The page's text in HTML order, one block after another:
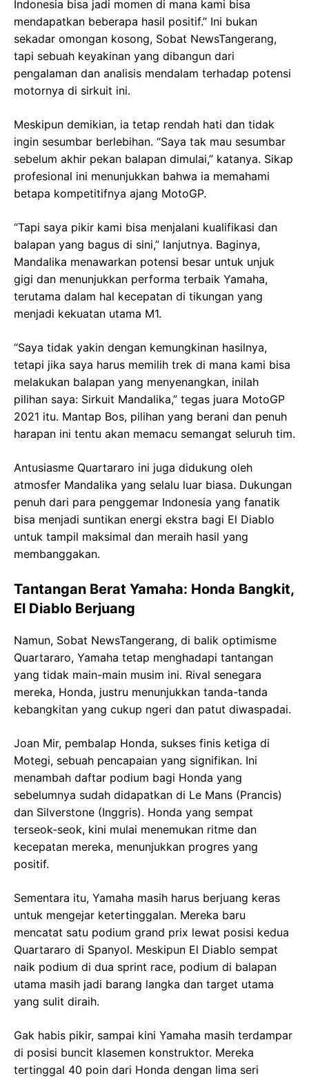
Indonesia bisa jadi momen di mana kami bisa
mendapatkan beberapa hasil positif.” Ini bukan
sekadar omongan kosong, Sobat NewsTangerang,
tapi sebuah keyakinan yang dibangun dari
pengalaman dan analisis mendalam terhadap potensi
motornya di sirkuit ini.
Meskipun demikian, ia tetap rendah hati dan tidak
ingin sesumbar berlebihan. “Saya tak mau sesumbar
sebelum akhir pekan balapan dimulai,” katanya. Sikap
profesional ini menunjukkan bahwa ia memahami
betapa kompetitifnya ajang MotoGP.
“Tapi saya pikir kami bisa menjalani kualifikasi dan
balapan yang bagus di sini,” lanjutnya. Baginya,
Mandalika menawarkan potensi besar untuk unjuk
gigi dan menunjukkan performa terbaik Yamaha,
terutama dalam hal kecepatan di tikungan yang
menjadi kekuatan utama M1.
“Saya tidak yakin dengan kemungkinan hasilnya,
tetapi jika saya harus memilih trek di mana kami bisa
melakukan balapan yang menyenangkan, inilah
pilihan saya: Sirkuit Mandalika,” tegas juara MotoGP
2021 itu. Mantap Bos, pilihan yang berani dan penuh
harapan ini tentu akan memacu semangat seluruh tim.
Antusiasme Quartararo ini juga didukung oleh
atmosfer Mandalika yang selalu luar biasa. Dukungan
penuh dari para penggemar Indonesia yang fanatik
bisa menjadi suntikan energi ekstra bagi El Diablo
untuk tampil maksimal dan meraih hasil yang
membanggakan.
Tantangan Berat Yamaha: Honda Bangkit,
El Diablo Berjuang
Namun, Sobat NewsTangerang, di balik optimisme
Quartararo, Yamaha tetap menghadapi tantangan
yang tidak main-main musim ini. Rival senegara
mereka, Honda, justru menunjukkan tanda-tanda
kebangkitan yang cukup ngeri dan patut diwaspadai.
Joan Mir, pembalap Honda, sukses finis ketiga di
Motegi, sebuah pencapaian yang signifikan. Ini
menambah daftar podium bagi Honda yang
sebelumnya sudah didapatkan di Le Mans (Prancis)
dan Silverstone (Inggris). Honda yang sempat
terseok-seok, kini mulai menemukan ritme dan
kecepatan mereka, menunjukkan progres yang
positif.
Sementara itu, Yamaha masih harus berjuang keras
untuk mengejar ketertinggalan. Mereka baru
mencatat satu podium grand prix lewat posisi kedua
Quartararo di Spanyol. Meskipun El Diablo sempat
naik podium di dua sprint race, podium di balapan
utama masih jadi barang langka dan target utama
yang sulit diraih.
Gak habis pikir, sampai kini Yamaha masih terdampar
di posisi buncit klasemen konstruktor. Mereka
tertinggal 40 poin dari Honda dengan lima seri